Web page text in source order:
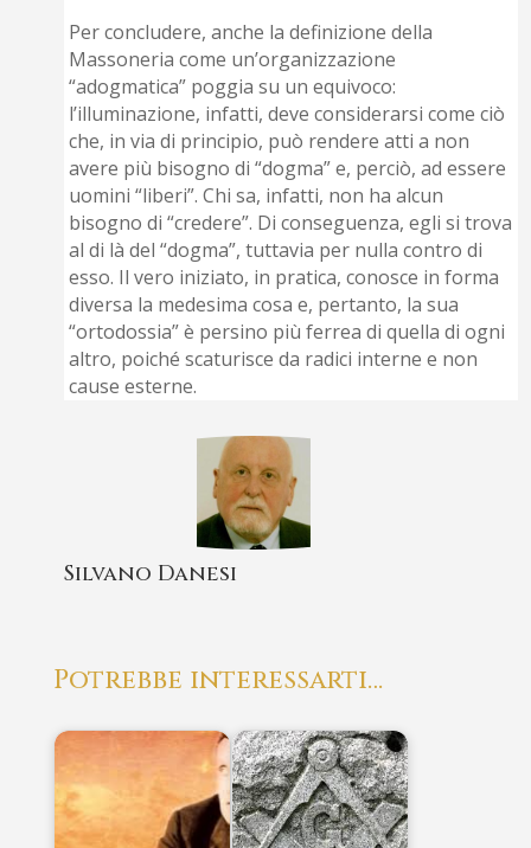
Per concludere, anche la definizione della
Massoneria come un’organizzazione
“adogmatica” poggia su un equivoco:
l’illuminazione, infatti, deve considerarsi come ciò
che, in via di principio, può rendere atti a non
avere più bisogno di “dogma” e, perciò, ad essere
uomini “liberi”. Chi sa, infatti, non ha alcun
bisogno di “credere”. Di conseguenza, egli si trova
al di là del “dogma”, tuttavia per nulla contro di
esso. Il vero iniziato, in pratica, conosce in forma
diversa la medesima cosa e, pertanto, la sua
“ortodossia” è persino più ferrea di quella di ogni
altro, poiché scaturisce da radici interne e non
cause esterne.
Silvano Danesi
Potrebbe interessarti…